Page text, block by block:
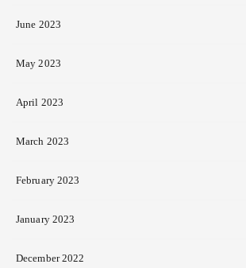
June 2023
May 2023
April 2023
March 2023
February 2023
January 2023
December 2022